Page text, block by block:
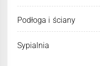
Podłoga i ściany
Sypialnia